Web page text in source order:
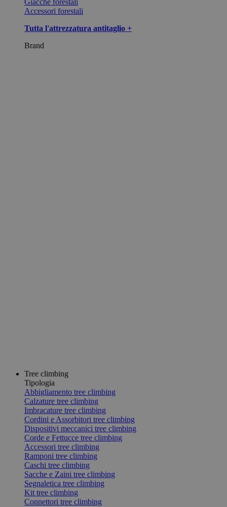
Giacche forestali
Accessori forestali
Tutta l'attrezzatura antitaglio +
Brand
Tree climbing
Tipologia
Abbigliamento tree climbing
Calzature tree climbing
Imbracature tree climbing
Cordini e Assorbitori tree climbing
Dispositivi meccanici tree climbing
Corde e Fettucce tree climbing
Accessori tree climbing
Ramponi tree climbing
Caschi tree climbing
Sacche e Zaini tree climbing
Segnaletica tree climbing
Kit tree climbing
Connettori tree climbing